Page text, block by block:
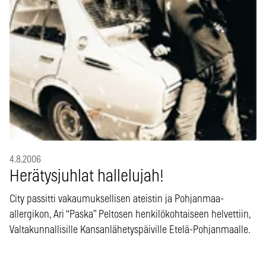
4.8.2006
Herätysjuhlat hallelujah!
City passitti vakaumuksellisen ateistin ja Pohjanmaa-
allergikon, Ari “Paska” Peltosen henkilökohtaiseen helvettiin,
Valtakunnallisille Kansanlähetyspäiville Etelä-Pohjanmaalle.